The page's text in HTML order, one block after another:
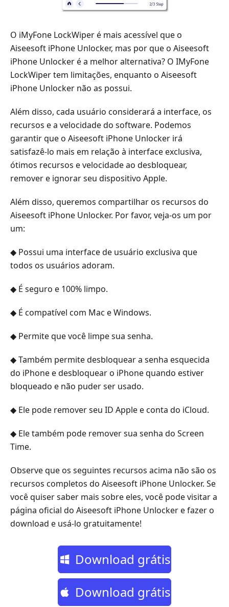
O iMyFone LockWiper é mais acessível que o
Aiseesoft iPhone Unlocker, mas por que o Aiseesoft
iPhone Unlocker é a melhor alternativa? O IMyFone
LockWiper tem limitações, enquanto o Aiseesoft
iPhone Unlocker não as possui.
Além disso, cada usuário considerará a interface, os
recursos e a velocidade do software. Podemos
garantir que o Aiseesoft iPhone Unlocker irá
satisfazê-lo mais em relação à interface exclusiva,
ótimos recursos e velocidade ao desbloquear,
remover e ignorar seu dispositivo Apple.
Além disso, queremos compartilhar os recursos do
Aiseesoft iPhone Unlocker. Por favor, veja-os um por
um:
◆ Possui uma interface de usuário exclusiva que
todos os usuários adoram.
◆ É seguro e 100% limpo.
◆ É compatível com Mac e Windows.
◆ Permite que você limpe sua senha.
◆ Também permite desbloquear a senha esquecida
do iPhone e desbloquear o iPhone quando estiver
bloqueado e não puder ser usado.
◆ Ele pode remover seu ID Apple e conta do iCloud.
◆ Ele também pode remover sua senha do Screen
Time.
Observe que os seguintes recursos acima não são os
recursos completos do Aiseesoft iPhone Unlocker. Se
você quiser saber mais sobre eles, você pode visitar a
página oficial do Aiseesoft iPhone Unlocker e fazer o
download e usá-lo gratuitamente!
Download grátis
Download grátis